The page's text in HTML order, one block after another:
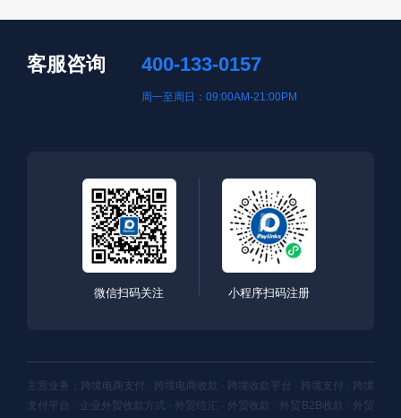
客服咨询 400-133-0157
周一至周日：09:00AM-21:00PM
微信扫码关注 小程序扫码注册
主营业务：跨境电商支付 · 跨境电商收款 · 跨境收款平台 · 跨境支付 · 跨境
支付平台 · 企业外贸收款方式 · 外贸结汇 · 外贸收款 · 外贸B2B收款 · 外贸